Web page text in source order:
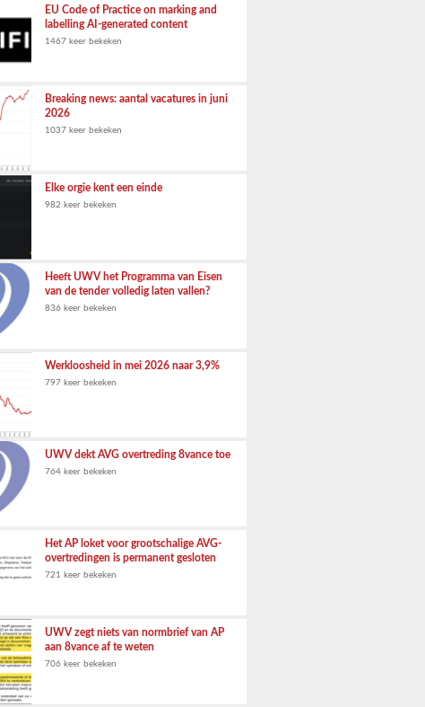
EU Code of Practice on marking and
labelling AI-generated content
1467 keer bekeken
Breaking news: aantal vacatures in juni
2026
1037 keer bekeken
Elke orgie kent een einde
982 keer bekeken
Heeft UWV het Programma van Eisen
van de tender volledig laten vallen?
836 keer bekeken
Werkloosheid in mei 2026 naar 3,9%
797 keer bekeken
UWV dekt AVG overtreding 8vance toe
764 keer bekeken
Het AP loket voor grootschalige AVG-
overtredingen is permanent gesloten
721 keer bekeken
UWV zegt niets van normbrief van AP
aan 8vance af te weten
706 keer bekeken